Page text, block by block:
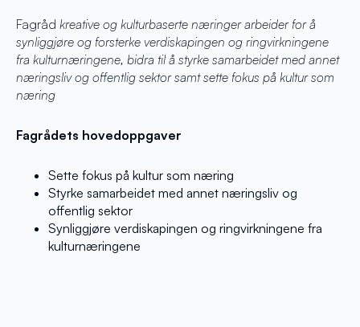
Fagråd kreative og kulturbaserte næringer arbeider for å
synliggjøre og forsterke verdiskapingen og ringvirkningene
fra kulturnæringene, bidra til å styrke samarbeidet med annet
næringsliv og offentlig sektor samt sette fokus på kultur som
næring
Fagrådets hovedoppgaver
Sette fokus på kultur som næring
Styrke samarbeidet med annet næringsliv og
offentlig sektor
Synliggjøre verdiskapingen og ringvirkningene fra
kulturnæringene